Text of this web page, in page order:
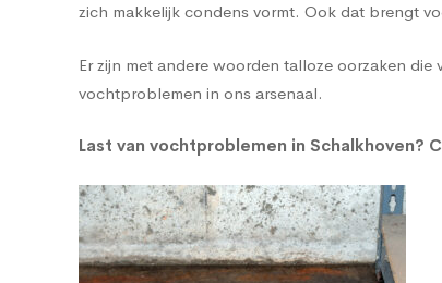
zich makkelijk condens vormt. Ook dat brengt
Er zijn met andere woorden talloze oorzaken
vochtproblemen in ons arsenaal.
Last van vochtproblemen in Schalkhoven?